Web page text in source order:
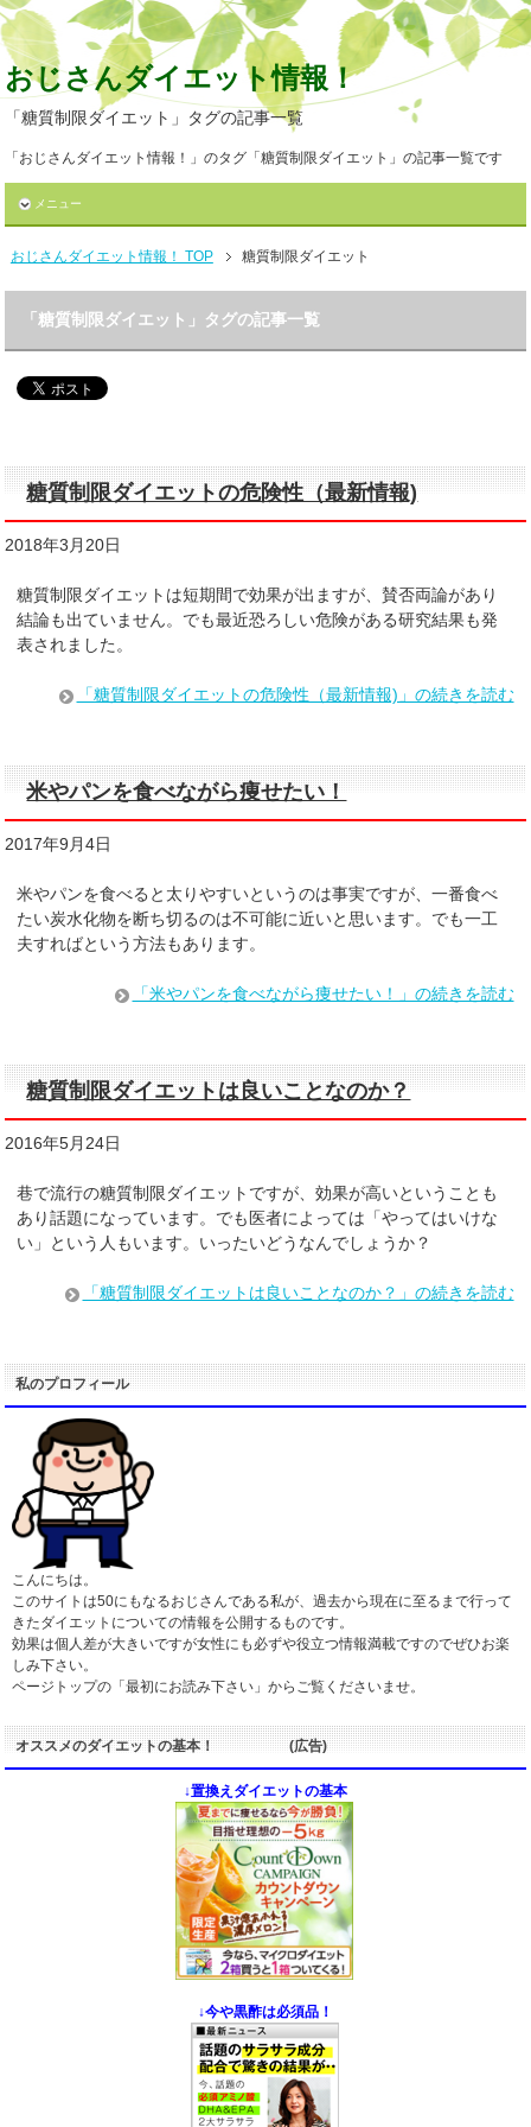
おじさんダイエット情報！
「糖質制限ダイエット」タグの記事一覧
「おじさんダイエット情報！」のタグ「糖質制限ダイエット」の記事一覧です
メニュー
おじさんダイエット情報！ TOP 糖質制限ダイエット
「糖質制限ダイエット」タグの記事一覧
糖質制限ダイエットの危険性（最新情報)
2018年3月20日
糖質制限ダイエットは短期間で効果が出ますが、賛否両論があり
結論も出ていません。でも最近恐ろしい危険がある研究結果も発
表されました。
「糖質制限ダイエットの危険性（最新情報)」の続きを読む
米やパンを食べながら痩せたい！
2017年9月4日
米やパンを食べると太りやすいというのは事実ですが、一番食べ
たい炭水化物を断ち切るのは不可能に近いと思います。でも一工
夫すればという方法もあります。
「米やパンを食べながら痩せたい！」の続きを読む
糖質制限ダイエットは良いことなのか？
2016年5月24日
巷で流行の糖質制限ダイエットですが、効果が高いということも
あり話題になっています。でも医者によっては「やってはいけな
い」という人もいます。いったいどうなんでしょうか？
「糖質制限ダイエットは良いことなのか？」の続きを読む
私のプロフィール
こんにちは。
このサイトは50にもなるおじさんである私が、過去から現在に至るまで行って
きたダイエットについての情報を公開するものです。
効果は個人差が大きいですが女性にも必ずや役立つ情報満載ですのでぜひお楽
しみ下さい。
ページトップの「最初にお読み下さい」からご覧くださいませ。
オススメのダイエットの基本！ (広告)
↓置換えダイエットの基本
↓今や黒酢は必須品！